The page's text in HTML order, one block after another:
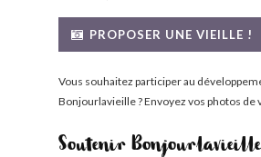
PROPOSER UNE VIEILLE !
Vous souhaitez participer au
Bonjourlavieille ? Envoyez vos photos de
Soutenir Bonjourlavieille